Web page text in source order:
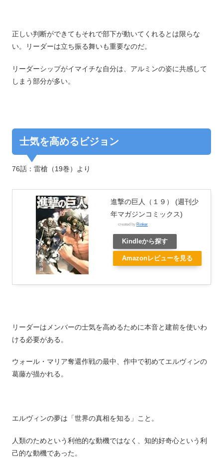
正しい判断ができてもそれで部下が動いてくれるとは限らな
い。リーダーは立ち振る舞いも重要なのだ。
リーダーシップがイマイチな自分は、アルミンの姿に共感して
しまう部分が多い。
士気を高めるビジョン
76話：雷槍（19巻）より
進撃の巨人（１９） (週刊少
年マガジンコミックス)
created by Rinker
Kindleから探す
Amazonレビューを見る
リーダーはメンバーの士気を高めるために本音と建前を使いわ
ける必要がある。
ウォール・マリア奪還作戦の最中、作中で初めてエルヴィンの
葛藤が描かれる。
エルヴィンの夢は「世界の真相を知る」こと。
人類のためという利他的な動機ではなく、知的好奇心という利
己的な動機であった。